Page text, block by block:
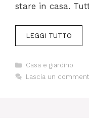
stare in casa.
LEGGI TUTTO
Categorie
Casa e giardino
Lascia un